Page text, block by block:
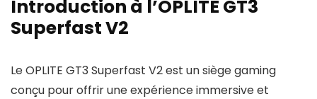
Introduction à l’OPLITE GT3
Superfast V2
Le OPLITE GT3 Superfast V2 est un siège gaming
conçu pour offrir une expérience immersive et